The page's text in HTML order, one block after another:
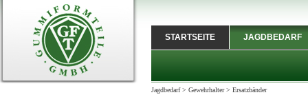
STARTSEITE JAGDBEDARF
Jagdbedarf> Gewehrhalter> Ersatzbänder